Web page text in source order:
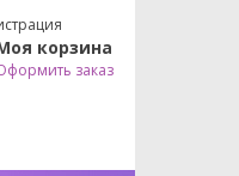
корзина
заказ